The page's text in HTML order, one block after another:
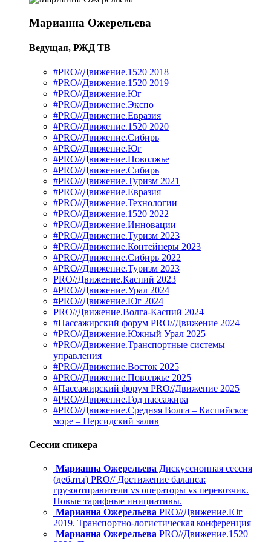
Марианна Ожерельева
Ведущая, РЖД ТВ
#PRO//Движение.1520 2018
#PRO//Движение.1520 2019
#PRO//Движение.Юг
#PRO//Движение.Экспо
#PRO//Движение.Евразия
#PRO//Движение.1520 2020
#PRO//Движение.Сибирь
#PRO//Движение.Юг
#PRO//Движение.Поволжье
#PRO//Движение.Сибирь
#PRO//Движение.Туризм 2021
#PRO//Движение.Евразия
#PRO//Движение.Технологии
#PRO//Движение.1520 2022
#PRO//Движение.Инновации
#PRO//Движение.Туризм 2023
#PRO//Движение.Контейнеры 2023
#PRO//Движение.Сибирь 2022
#PRO//Движение.Туризм 2023
PRO//Движение.Каспий 2023
#PRO//Движение.Урал 2024
#PRO//Движение.Юг 2024
PRO//Движение.Волга-Каспий 2024
#Пассажирский форум PRO//Движение 2024
#PRO//Движение.Южный Урал 2025
#PRO//Движение.Транспортные системы
управления
#PRO//Движение.Восток 2025
#PRO//Движение.Поволжье 2025
#Пассажирский форум PRO//Движение 2025
#PRO//Движение.Год пассажира
#PRO//Движение.Средняя Волга – Каспийское
море – Персидский залив
Сессии спикера
Марианна Ожерельева Дискуссионная сессия
(дебаты) PRO// Достижение баланса:
грузоотправители vs операторы vs перевозчик.
Новые тарифные инициативы.
Марианна Ожерельева PRO//Движение.Юг
2019. Транспортно-логистическая конференция
Марианна Ожерельева PRO//Движение.1520